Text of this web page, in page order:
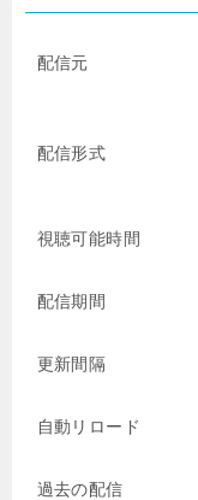
配信元
配信形式
視聴可能時間
配信期間
更新間隔
自動リロード
過去の配信